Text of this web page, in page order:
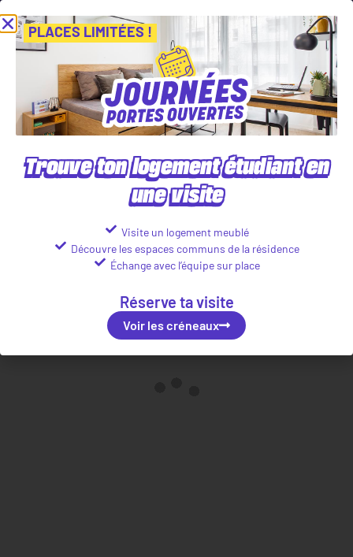
Viens découvrir nos résidences lors de nos Journées Portes
Voir les créneaux
Nos logements en résidence
étudiante à Orléans
PLACES LIMITÉES !
Trouve ton logement étudiant en
une visite
Visite un logement meublé
Découvre les espaces communs de la résidence
Échange avec l’équipe sur place
Réserve ta visite
Voir les créneaux